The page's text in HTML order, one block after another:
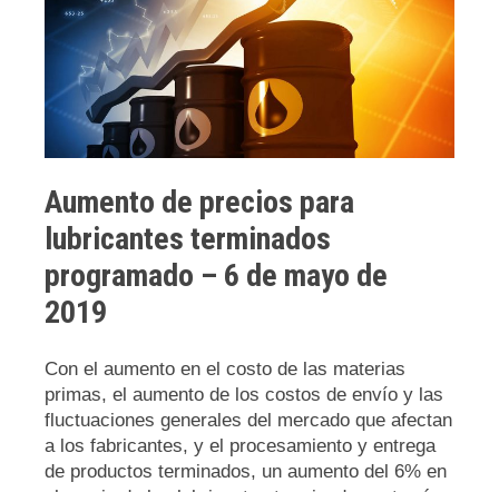
Aumento de precios para
lubricantes terminados
programado – 6 de mayo de
2019
Con el aumento en el costo de las materias
primas, el aumento de los costos de envío y las
fluctuaciones generales del mercado que afectan
a los fabricantes, y el procesamiento y entrega
de productos terminados, un aumento del 6% en